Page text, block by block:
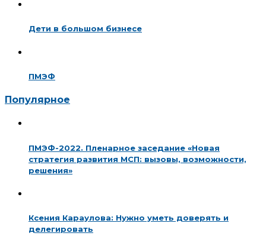
Дети в большом бизнесе
ПМЭФ
Популярное
ПМЭФ-2022. Пленарное заседание «Новая
стратегия развития МСП: вызовы, возможности,
решения»
Ксения Караулова: Нужно уметь доверять и
делегировать